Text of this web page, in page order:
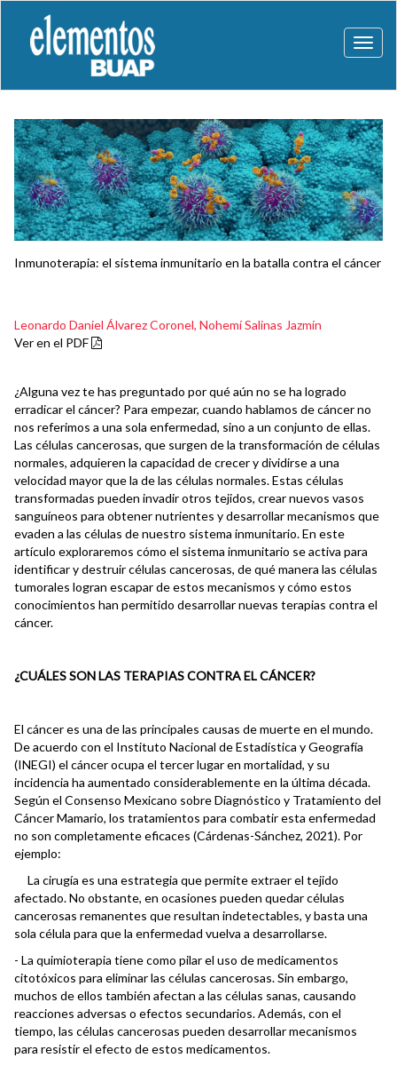
Inmunoterapia: el sistema inmunitario en la batalla contra el cáncer
Leonardo Daniel Álvarez Coronel, Nohemí Salinas Jazmín
Ver en el PDF
¿Alguna vez te has preguntado por qué aún no se ha logrado
erradicar el cáncer? Para empezar, cuando hablamos de cáncer no
nos referimos a una sola enfermedad, sino a un conjunto de ellas.
Las células cancerosas, que surgen de la transformación de células
normales, adquieren la capacidad de crecer y dividirse a una
velocidad mayor que la de las células normales. Estas células
transformadas pueden invadir otros tejidos, crear nuevos vasos
sanguíneos para obtener nutrientes y desarrollar mecanismos que
evaden a las células de nuestro sistema inmunitario. En este
artículo exploraremos cómo el sistema inmunitario se activa para
identificar y destruir células cancerosas, de qué manera las células
tumorales logran escapar de estos mecanismos y cómo estos
conocimientos han permitido desarrollar nuevas terapias contra el
cáncer.
¿CUÁLES SON LAS TERAPIAS CONTRA EL CÁNCER?
El cáncer es una de las principales causas de muerte en el mundo.
De acuerdo con el Instituto Nacional de Estadística y Geografía
(INEGI) el cáncer ocupa el tercer lugar en mortalidad, y su
incidencia ha aumentado considerablemente en la última década.
Según el Consenso Mexicano sobre Diagnóstico y Tratamiento del
Cáncer Mamario, los tratamientos para combatir esta enfermedad
no son completamente eficaces (Cárdenas-Sánchez, 2021). Por
ejemplo:
La cirugía es una estrategia que permite extraer el tejido
afectado. No obstante, en ocasiones pueden quedar células
cancerosas remanentes que resultan indetectables, y basta una
sola célula para que la enfermedad vuelva a desarrollarse.
- La quimioterapia tiene como pilar el uso de medicamentos
citotóxicos para eliminar las células cancerosas. Sin embargo,
muchos de ellos también afectan a las células sanas, causando
reacciones adversas o efectos secundarios. Además, con el
tiempo, las células cancerosas pueden desarrollar mecanismos
para resistir el efecto de estos medicamentos.